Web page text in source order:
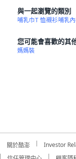
與一起瀏覽的類別
哺乳巾T 恤襯衫哺乳
您可能會喜歡的其
媽媽裝
關於酷澎 Investor